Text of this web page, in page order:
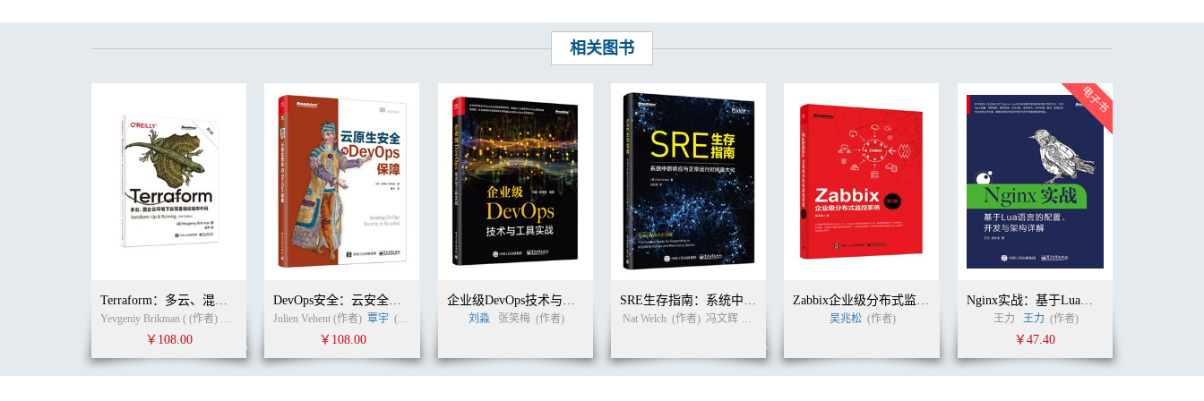
4.1.5 总结 / 62
4.3 从Google CRE谈运维的服务意识 / 67
4.3.1 CRE产生的背景 / 68
4.3.2 CRE岗位的职责 / 69
4.3.3 从CRE谈谈做运维为什么要有服务心态 / 70
4.4 云计算和AI时代下的运维转型 / 73
4.4.1 应用运维的转型 / 75
4.4.2 云计算和AI带给我们的挑战 / 78
4.4.3 总结 / 80
5.1.1 什么是持续交付 / 85
5.1.2 持续交付的关键点 / 86
5.2 持续交付的第一关键点：配置管理 / 88
5.2.1 版本控制 / 89
5.2.2 依赖管理 / 90
5.2.3 软件配置 / 91
相关图书
Terraform：多云、混合云环境下实现基础设施即代码（第2版）
Yevgeniy Brikman ( (作者)白宇 (译者)
￥108.00
DevOps安全：云安全服务
Julien Vehent (作者) 覃宇 (译者)
￥108.00
企业级DevOps技术与工具实战
刘淼 张笑梅 (作者)
SRE生存指南：系统中断响应与正常运行时间最大化
Nat Welch (作者) 冯文辉 冯文辉
Zabbix企业级分布式监控系统（第2版）
吴兆松 (作者)
Nginx实战：基于Lua语言的配置、开发与架构详解
王力 王力 (作者)
￥47.40